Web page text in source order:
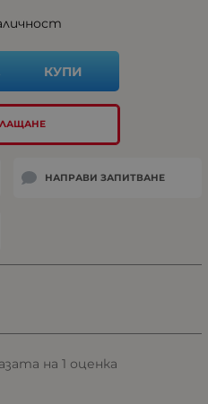
КУПИ
НАПРАВИ ЗАПИТВАНЕ
на 1 оценка